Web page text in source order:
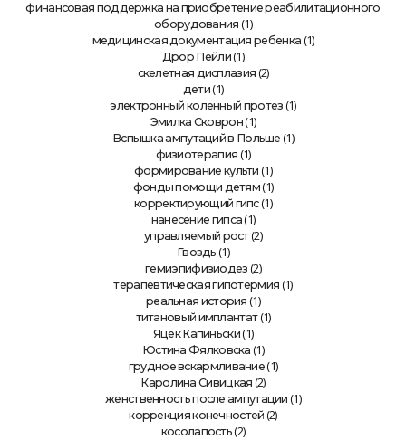
финансовая поддержка на приобретение реабилитационного
оборудования (1)
медицинская документация ребенка (1)
Дрор Пейли(1)
скелетная дисплазия (2)
дети (1)
электронный коленный протез (1)
Эмилка Сковрон (1)
Вспышка ампутаций в Польше (1)
физиотерапия (1)
формирование культи (1)
фонды помощи детям (1)
корректирующий гипс(1)
нанесение гипса (1)
управляемый рост(2)
Гвоздь (1)
гемиэпифизиодез (2)
терапевтическая гипотермия (1)
реальная история (1)
титановый имплантат(1)
Яцек Капиньски (1)
Юстина Фялковска (1)
грудное вскармливание (1)
Каролина Сивицкая (2)
женственность после ампутации (1)
коррекция конечностей (2)
косолапость (2)